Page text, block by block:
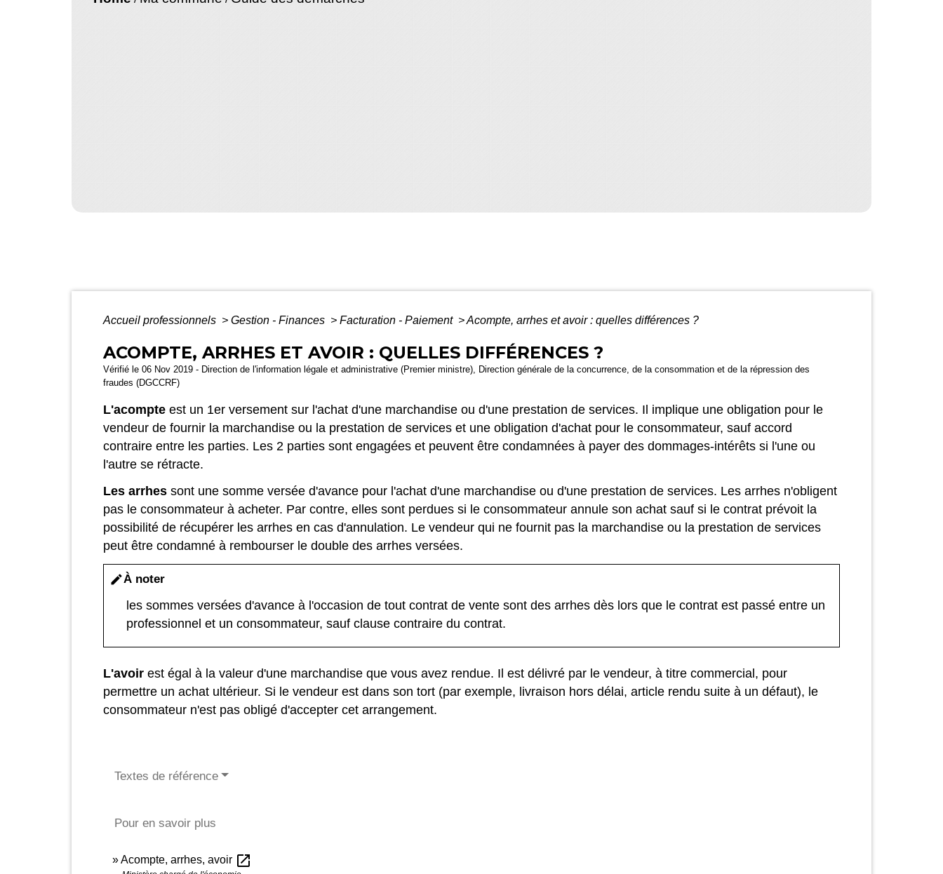
Accueil professionnels > Gestion - Finances > Facturation - Paiement >Acompte, arrhes et avoir : quelles différences ?
ACOMPTE, ARRHES ET AVOIR : QUELLES DIFFÉRENCES ?
Vérifié le 06 Nov 2019 - Direction de l'information légale et administrative (Premier ministre), Direction générale de la concurrence, de la consommation et de la répression des
fraudes (DGCCRF)
L'acompte est un 1er versement sur l'achat d'une marchandise ou d'une prestation de services. Il implique une obligation pour le
vendeur de fournir la marchandise ou la prestation de services et une obligation d'achat pour le consommateur, sauf accord
contraire entre les parties. Les 2 parties sont engagées et peuvent être condamnées à payer des dommages-intérêts si l'une ou
l'autre se rétracte.
Les arrhes sont une somme versée d'avance pour l'achat d'une marchandise ou d'une prestation de services. Les arrhes n'obligent
pas le consommateur à acheter. Par contre, elles sont perdues si le consommateur annule son achat sauf si le contrat prévoit la
possibilité de récupérer les arrhes en cas d'annulation. Le vendeur qui ne fournit pas la marchandise ou la prestation de services
peut être condamné à rembourser le double des arrhes versées.
editÀ noter
les sommes versées d'avance à l'occasion de tout contrat de vente sont des arrhes dès lors que le contrat est passé entre un
professionnel et un consommateur, sauf clause contraire du contrat.
L'avoir est égal à la valeur d'une marchandise que vous avez rendue. Il est délivré par le vendeur, à titre commercial, pour
permettre un achat ultérieur. Si le vendeur est dans son tort (par exemple, livraison hors délai, article rendu suite à un défaut), le
consommateur n'est pas obligé d'accepter cet arrangement.
Textes de référence
Pour en savoir plus
Acompte, arrhes, avoir open_in_new